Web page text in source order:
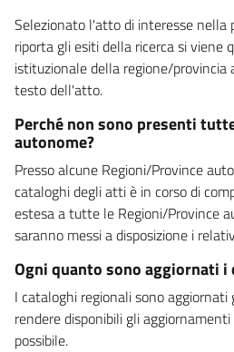
Selezionato l'atto di interesse nella
riporta gli esiti della ricerca si viene
istituzionale della regione/
testo dell'atto.
Perché non sono presenti
autonome?
Presso alcune Regioni/Province
cataloghi degli atti è in corso di
estesa a tutte le Regioni/Province
saranno messi a disposizione i
Ogni quanto sono aggiornati
I cataloghi regionali sono
rendere disponibili gli
possibile.